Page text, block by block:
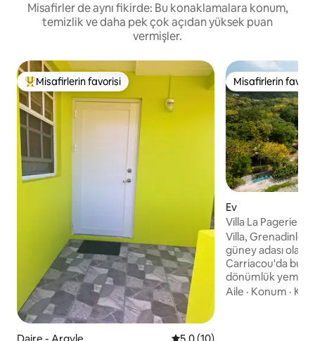
Misafirler de aynı fikirde: Bu konaklamalara konum,
temizlik ve daha pek çok açıdan yüksek puan
vermişler.
Misafirlerin favorilerinden en beğenilenler arasında
Misafirlerin favorisi Misafirlerin
Misafirlerin
Ev
Villa La Pagerie -
Yaşamı
Villa, Grenadinler
güney adası olan
Carriacou'da
dönümlük
bu yer, mercan
Aile · Konum ·